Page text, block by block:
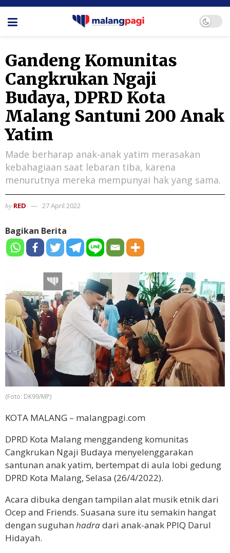
Gandeng Komunitas
Cangkrukan Ngaji
Budaya, DPRD Kota
Malang Santuni 200 Anak
Yatim
Made berharap anak-anak yatim merasakan
kebahagiaan saat lebaran tiba, karena
menurutnya mereka mempunyai hak yang sama.
by RED 27 April 2022
Bagikan Berita
(Foto: DK99/MP)
KOTA MALANG – malangpagi.com
DPRD Kota Malang menggandeng komunitas
Cangkrukan Ngaji Budaya menyelenggarakan
santunan anak yatim, bertempat di aula lobi gedung
DPRD Kota Malang, Selasa (26/4/2022).
Acara dibuka dengan tampilan alat musik etnik dari
Ocep and Friends. Suasana sure itu semakin hangat
dengan suguhan hadradari anak-anak PPIQ Darul
Hidayah.